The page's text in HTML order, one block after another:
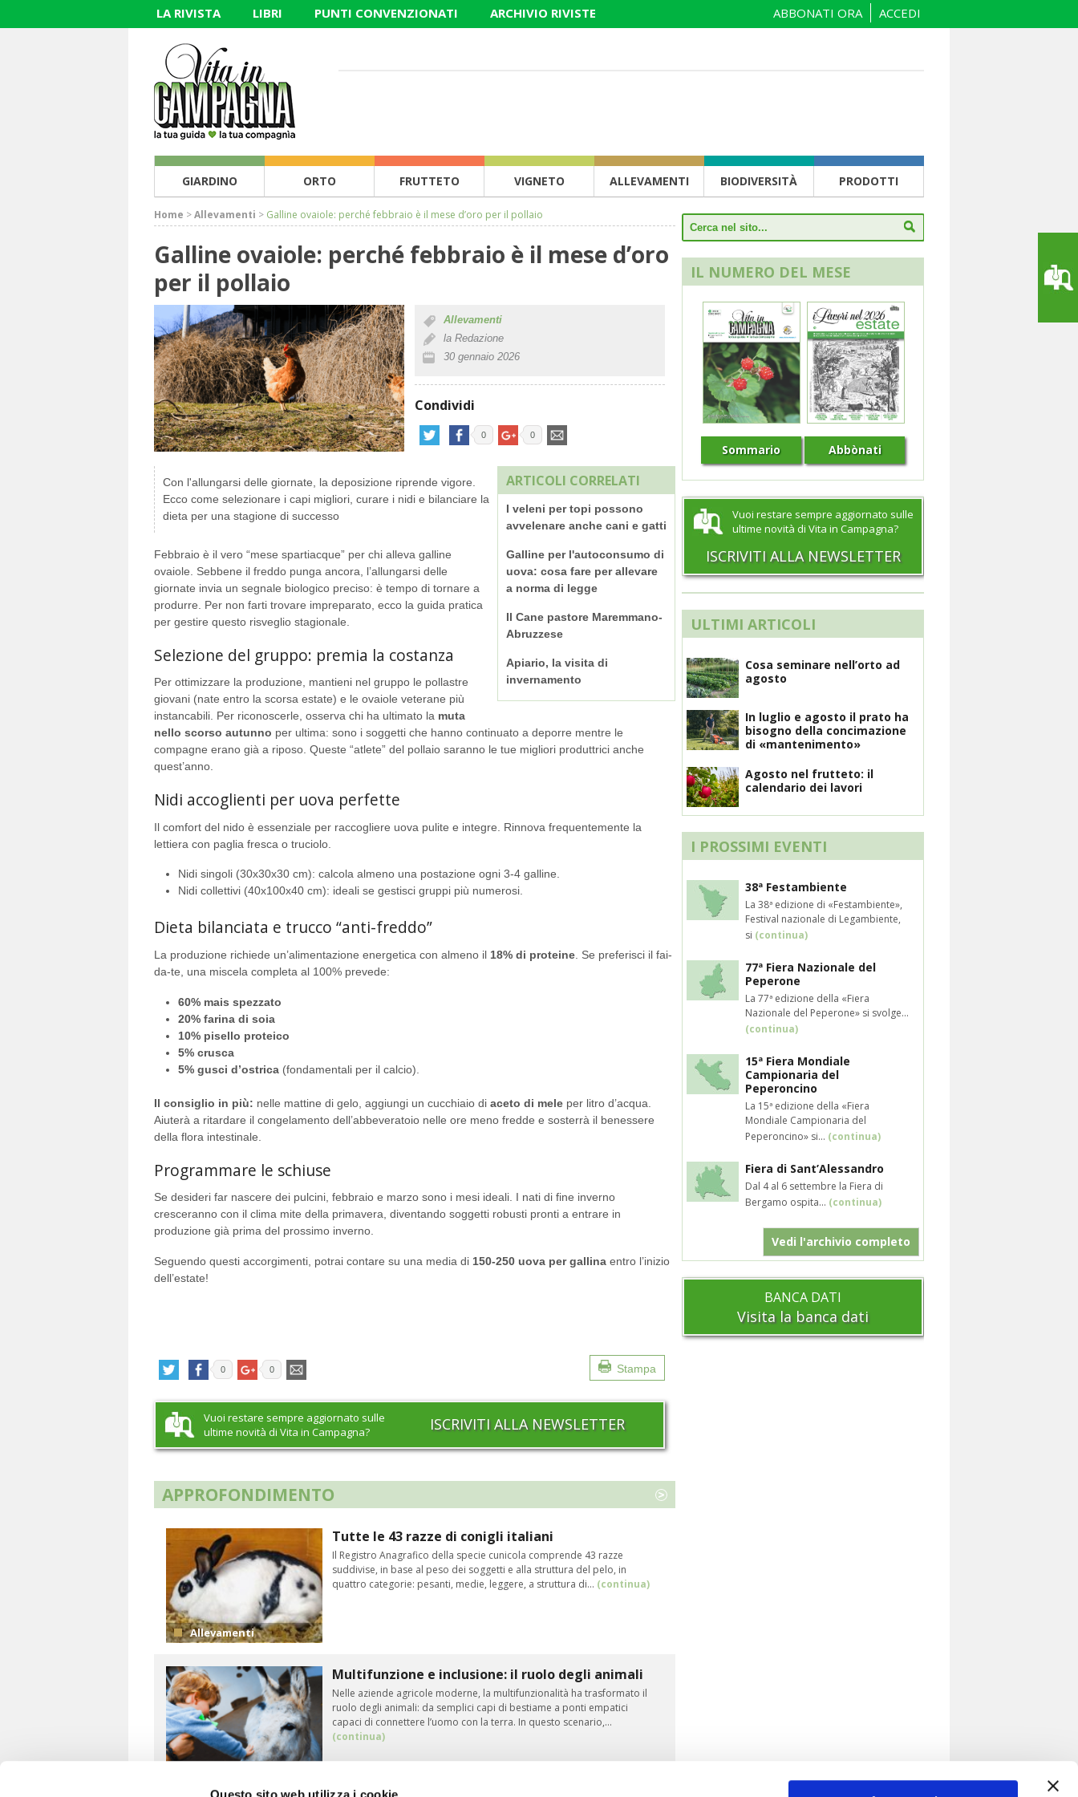
Questo sito web utilizza i cookie
LA RIVISTA LIBRI PUNTI CONVENZIONATI ARCHIVIO RIVISTE ACCEDI
ABBONATI ORA
GIARDINO ORTO FRUTTETO VIGNETO ALLEVAMENTI BIODIVERSITÀ PRODOTTI
Home >Allevamenti > Galline ovaiole: perché febbraio è il mese d’oro per il pollaio
Galline ovaiole: perché febbraio è il mese d’oro
per il pollaio
Allevamenti
la Redazione
30 gennaio 2026
Condividi
0 0
ARTICOLI CORRELATI
I veleni per topi possono
avvelenare anche cani e gatti
Galline per l'autoconsumo di
uova: cosa fare per allevare
a norma di legge
Il Cane pastore Maremmano-
Abruzzese
Apiario, la visita di
invernamento
Con l'allungarsi delle giornate, la deposizione riprende vigore.
Ecco come selezionare i capi migliori, curare i nidi e bilanciare la
dieta per una stagione di successo
Febbraio è il vero “mese spartiacque” per chi alleva galline
ovaiole. Sebbene il freddo punga ancora, l’allungarsi delle
giornate invia un segnale biologico preciso: è tempo di tornare a
produrre. Per non farti trovare impreparato, ecco la guida pratica
per gestire questo risveglio stagionale.
Selezione del gruppo: premia la costanza
Per ottimizzare la produzione, mantieni nel gruppo le pollastre
giovani (nate entro la scorsa estate) e le ovaiole veterane più
instancabili. Per riconoscerle, osserva chi ha ultimato la muta
nello scorso autunno per ultima: sono i soggetti che hanno continuato a deporre mentre le
compagne erano già a riposo. Queste “atlete” del pollaio saranno le tue migliori produttrici anche
quest’anno.
Nidi accoglienti per uova perfette
Il comfort del nido è essenziale per raccogliere uova pulite e integre. Rinnova frequentemente la
lettiera con paglia fresca o truciolo.
Nidi singoli (30x30x30 cm): calcola almeno una postazione ogni 3-4 galline.
Nidi collettivi (40x100x40 cm): ideali se gestisci gruppi più numerosi.
Dieta bilanciata e trucco “anti-freddo”
La produzione richiede un’alimentazione energetica con almeno il 18% di proteine . Se preferisci il fai-
da-te, una miscela completa al 100% prevede:
60% mais spezzato
20% farina di soia
10% pisello proteico
5% crusca
5% gusci d’ostrica (fondamentali per il calcio).
Il consiglio in più: nelle mattine di gelo, aggiungi un cucchiaio di aceto di mele per litro d’acqua.
Aiuterà a ritardare il congelamento dell’abbeveratoio nelle ore meno fredde e sosterrà il benessere
della flora intestinale.
Programmare le schiuse
Se desideri far nascere dei pulcini, febbraio e marzo sono i mesi ideali. I nati di fine inverno
cresceranno con il clima mite della primavera, diventando soggetti robusti pronti a entrare in
produzione già prima del prossimo inverno.
Seguendo questi accorgimenti, potrai contare su una media di 150-250 uova per gallina entro l’inizio
dell’estate!
Stampa
0 0
Vuoi restare sempre aggiornato sulle
ultime novità di Vita in Campagna?
ISCRIVITI ALLA NEWSLETTER
APPROFONDIMENTO
Allevamenti
Tutte le 43 razze di conigli italiani
Il Registro Anagrafico della specie cunicola comprende 43 razze
suddivise, in base al peso dei soggetti e alla struttura del pelo, in
quattro categorie: pesanti, medie, leggere, a struttura di… (continua)
Multifunzione e inclusione: il ruolo degli animali
Nelle aziende agricole moderne, la multifunzionalità ha trasformato il
ruolo degli animali: da semplici capi di bestiame a ponti empatici
capaci di connettere l’uomo con la terra. In questo scenario,…
(continua)
IL NUMERO DEL MESE
Sommario Abbònati
Vuoi restare sempre aggiornato sulle
ultime novità di Vita in Campagna?
ISCRIVITI ALLA NEWSLETTER
ULTIMI ARTICOLI
Cosa seminare nell’orto ad
agosto
In luglio e agosto il prato ha
bisogno della concimazione
di «mantenimento»
Agosto nel frutteto: il
calendario dei lavori
I PROSSIMI EVENTI
38ª Festambiente
La 38ª edizione di «Festambiente»,
Festival nazionale di Legambiente,
si (continua)
77ª Fiera Nazionale del
Peperone
La 77ª edizione della «Fiera
Nazionale del Peperone» si svolge...
(continua)
15ª Fiera Mondiale
Campionaria del
Peperoncino
La 15ª edizione della «Fiera
Mondiale Campionaria del
Peperoncino» si... (continua)
Fiera di Sant’Alessandro
Dal 4 al 6 settembre la Fiera di
Bergamo ospita... (continua)
Vedi l'archivio completo
BANCA DATI
Visita la banca dati